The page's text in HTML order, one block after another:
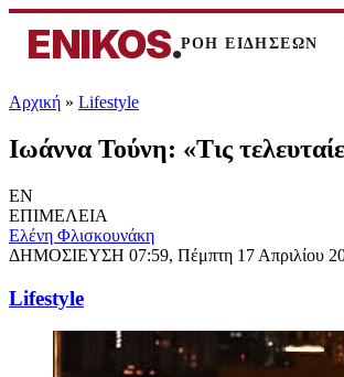
ENIKOS.ΡΟΗ ΕΙΔΗΣΕΩΝ
Αρχική » Lifestyle
Ιωάννα Τούνη: «Τις
EN
ΕΠΙΜΕΛΕΙΑ
Ελένη Φλισκουνάκη
ΔΗΜΟΣΙΕΥΣΗ 07:59, Πέμπτη 17 Απριλίου
Lifestyle